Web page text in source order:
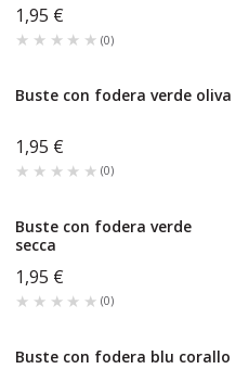
1,95 €
★★★★★
★★★★★ (0)
Buste con fodera verde oliva
1,95 €
★★★★★
★★★★★ (0)
Buste con fodera verde
secca
1,95 €
★★★★★
★★★★★ (0)
Buste con fodera blu corallo